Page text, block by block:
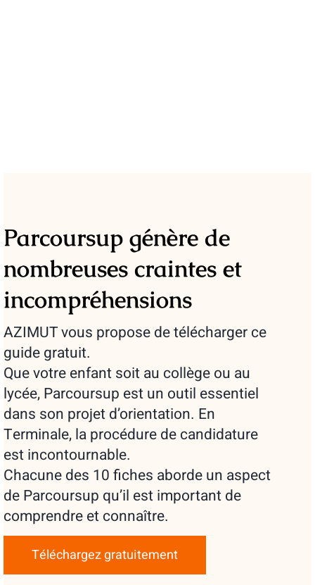
Parcoursup génère de
nombreuses craintes et
incompréhensions
AZIMUT vous propose de télécharger ce
guide gratuit.
Que votre enfant soit au collège ou au
lycée, Parcoursup est un outil essentiel
dans son projet d’orientation. En
Terminale, la procédure de candidature
est incontournable.
Chacune des 10 fiches aborde un aspect
de Parcoursup qu’il est important de
comprendre et connaître.
Téléchargez gratuitement